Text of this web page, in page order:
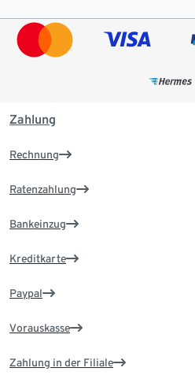
Zahlung
Rechnung
Ratenzahlung
Bankeinzug
Kreditkarte
Paypal
Vorauskasse
Zahlung in der Filiale